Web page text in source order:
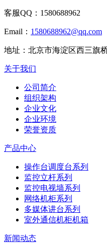
客服QQ： 1580688962
Email： 1580688962@qq.com
地址： 北京市海淀区西三旗
关于我们
公司简介
组织架构
企业文化
企业环境
荣誉资质
产品中心
操作台调度台系列
监控立杆系列
监控电视墙系列
网络机柜系列
多媒体讲台系列
室外通信机柜机箱
新闻动态